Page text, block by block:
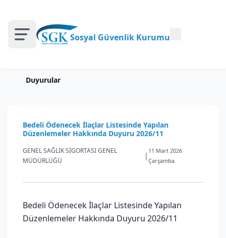
Sosyal Güvenlik Kurumu
Duyurular
Bedeli Ödenecek İlaçlar Listesinde Yapılan
Düzenlemeler Hakkında Duyuru 2026/11
GENEL SAĞLIK SİGORTASI GENEL
MÜDÜRLÜĞÜ
|
11 Mart 2026
Çarşamba
Bedeli Ödenecek İlaçlar Listesinde Yapılan
Düzenlemeler Hakkında Duyuru 2026/11